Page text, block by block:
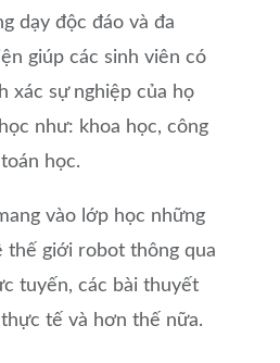
dạy độc đáo và đa
giúp các sinh viên có
xác sự nghiệp của họ
như: khoa học, công
học.
vào lớp học những
thế giới robot thông qua
tuyến, các bài thuyết
tế và hơn thế nữa.